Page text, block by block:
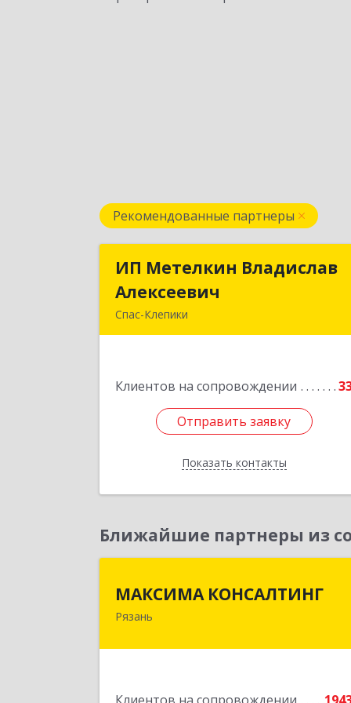
Рекомендованные партнеры
ИП Метелкин Владислав
Алексеевич
Спас-Клепики
Клиентов на сопровождении
Отправить заявку
Показать контакты
ИП Метелкин Владислав
Отправить заявку
Назад
Ближайшие партнеры из
МАКСИМА КОНСАЛТИНГ
Рязань